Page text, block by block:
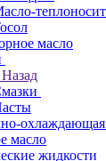
масло
Назад
масло
жидкости